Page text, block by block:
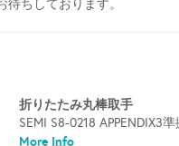
ちしております。
折りたたみ丸棒取手
SEMI S8-0218
More Info